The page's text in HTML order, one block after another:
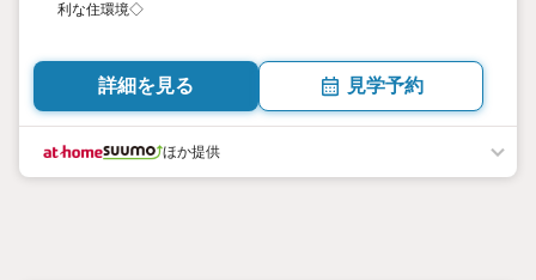
利な住環境◇
詳細を見る 見学予約
ほか提供